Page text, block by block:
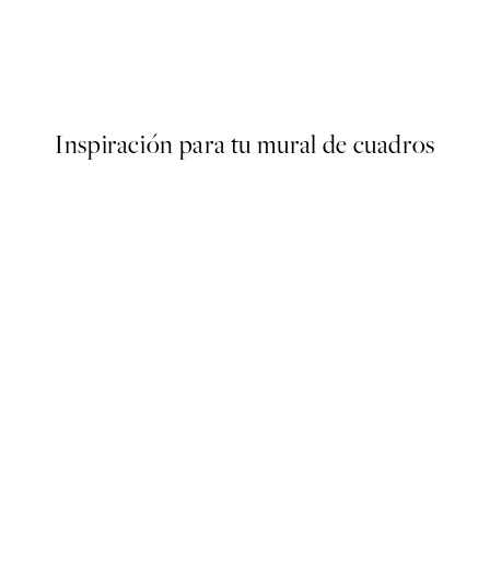
Inspiración para tu mural de cuadros